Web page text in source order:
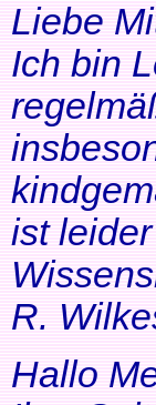
Liebe
Ich bin
ist
R.
Hallo